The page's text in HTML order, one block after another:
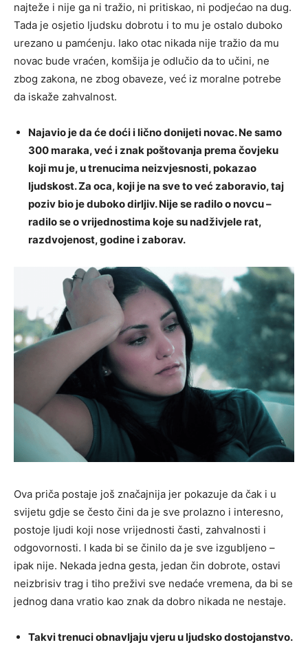
najteže i nije ga ni tražio, ni pritiskao, ni podjećao na dug.
Tada je osjetio ljudsku dobrotu i to mu je ostalo duboko
urezano u pamćenju. Iako otac nikada nije tražio da mu
novac bude vraćen, komšija je odlučio da to učini, ne
zbog zakona, ne zbog obaveze, već iz moralne potrebe
da iskaže zahvalnost.
Najavio je da će doći i lično donijeti novac. Ne samo
300 maraka, već i znak poštovanja prema čovjeku
koji mu je, u trenucima neizvjesnosti, pokazao
ljudskost. Za oca, koji je na sve to već zaboravio, taj
poziv bio je duboko dirljiv. Nije se radilo o novcu –
radilo se o vrijednostima koje su nadživjele rat,
razdvojenost, godine i zaborav.
Ova priča postaje još značajnija jer pokazuje da čak i u
svijetu gdje se često čini da je sve prolazno i interesno,
postoje ljudi koji nose vrijednosti časti, zahvalnosti i
odgovornosti. I kada bi se činilo da je sve izgubljeno –
ipak nije. Nekada jedna gesta, jedan čin dobrote, ostavi
neizbrisiv trag i tiho preživi sve nedaće vremena, da bi se
jednog dana vratio kao znak da dobro nikada ne nestaje.
Takvi trenuci obnavljaju vjeru u ljudsko dostojanstvo.